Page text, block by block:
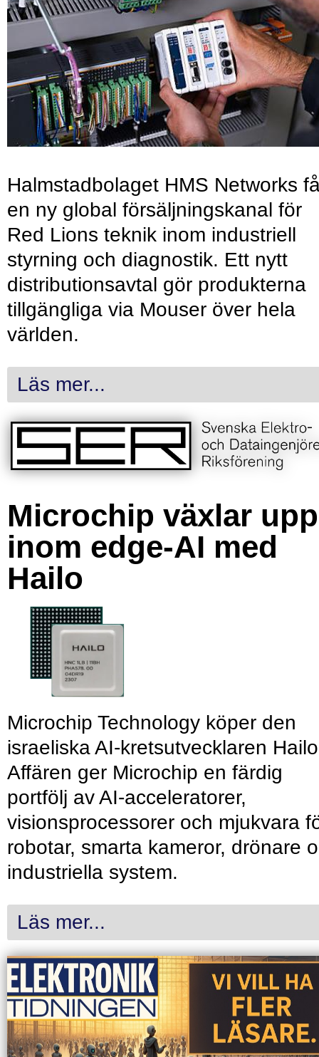
Halmstadbolaget HMS Networks
en ny global försäljningskanal för
Red Lions teknik inom industriell
styrning och diagnostik. Ett nytt
distributionsavtal gör produkterna
tillgängliga via Mouser över hela
världen.
Läs mer...
Microchip växlar upp
inom edge-AI med
Hailo
Microchip Technology köper den
israeliska AI-kretsutvecklaren
Affären ger Microchip en färdig
portfölj av AI-acceleratorer,
visionsprocessorer och mjukvara
robotar, smarta kameror, drönare
industriella system.
Läs mer...